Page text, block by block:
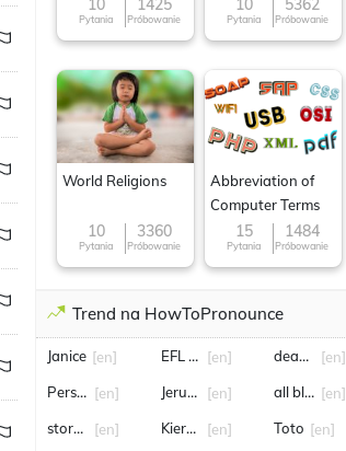
10
Pytania
1425
Próbowanie
10
Pytania
5362
Próbowanie
World Religions
10
Pytania
3360
Próbowanie
Abbreviation of
Computer Terms
15
Pytania
1484
Próbowanie
Trend na HowToPronounce
Janice [en]
Perseids[en]
stormers[en]
EFL Cup[en]
Jerubbaal
[en]
Kieran Trippier
[en]
deadline[en]
all blacks[en]
Toto [en]